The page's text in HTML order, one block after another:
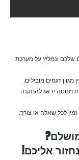
שלכם ונמליץ על מערכת
דגמים מובילים.
מנוסה ידאג להתקנה
לכל שאלה או צורך.
אליכם!